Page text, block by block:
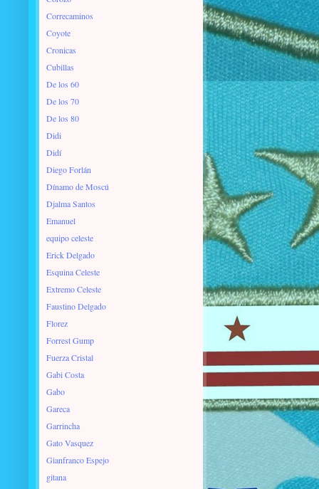
Correcaminos
Coyote
Cronicas
Cubillas
De los 60
De los 70
De los 80
Didi
Didí
Diego Forlán
Dínamo de Moscú
Djalma Santos
Emanuel
equipo celeste
Erick Delgado
Esquina Celeste
Extremo Celeste
Faustino Delgado
Florez
Forrest Gump
Fuerza Cristal
Gabi Costa
Gabo
Gareca
Garrincha
Gato Vasquez
Gianfranco Espejo
gitana